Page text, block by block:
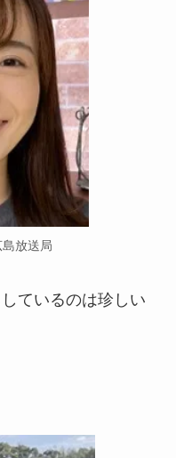
放送局
ているのは珍しい